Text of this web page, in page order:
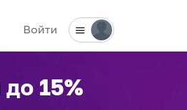
Войти
15%